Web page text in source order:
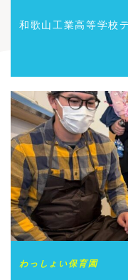
和歌山工業高等学校
わっしょい保育園